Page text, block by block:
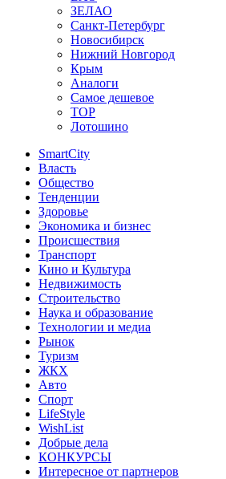
ЗЕЛАО
Санкт-Петербург
Новосибирск
Нижний Новгород
Крым
Аналоги
Самое дешевое
TOP
Лотошино
SmartCity
Власть
Общество
Тенденции
Здоровье
Экономика и бизнес
Происшествия
Транспорт
Кино и Культура
Недвижимость
Строительство
Наука и образование
Технологии и медиа
Рынок
Туризм
ЖКХ
Авто
Спорт
LifeStyle
WishList
Добрые дела
КОНКУРСЫ
Интересное от партнеров